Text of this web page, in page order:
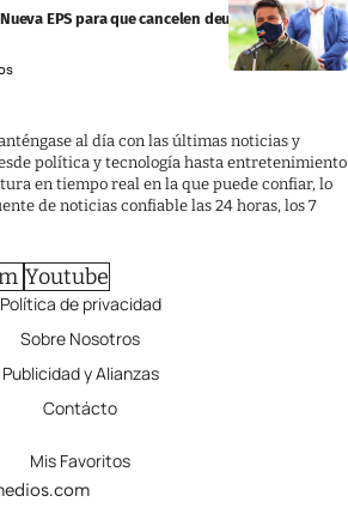
EPS para que cancelen deuda con el
al día con las últimas noticias y
política y tecnología hasta entretenimiento
en tiempo real en la que puede confiar, lo
de noticias confiable las 24 horas, los 7
Youtube
Política de privacidad
Sobre Nosotros
Publicidad y Alianzas
Contácto
Mis Favoritos